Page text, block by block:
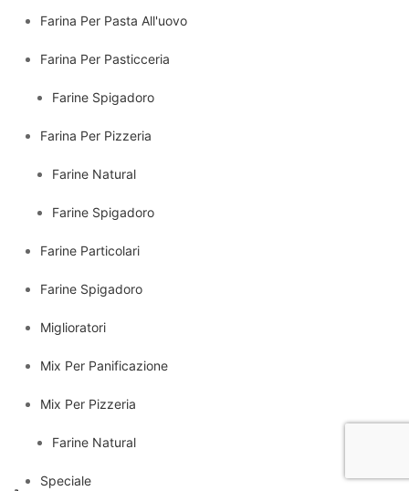
Farina Per Pasta All'uovo
Farina Per Pasticceria
Farine Spigadoro
Farina Per Pizzeria
Farine Natural
Farine Spigadoro
Farine Particolari
Farine Spigadoro
Miglioratori
Mix Per Panificazione
Mix Per Pizzeria
Farine Natural
Speciale